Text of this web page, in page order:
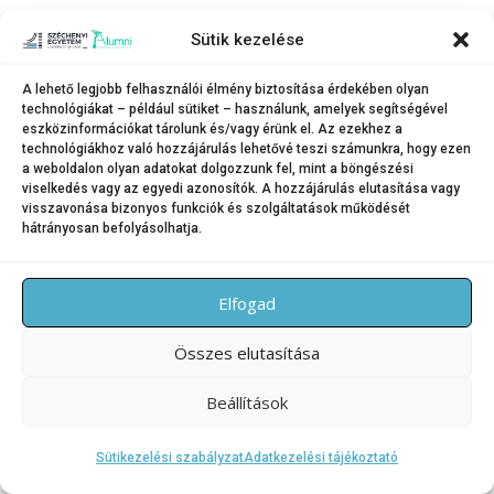
Sütik kezelése
A lehető legjobb felhasználói élmény biztosítása érdekében olyan
technológiákat – például sütiket – használunk, amelyek segítségével
eszközinformációkat tárolunk és/vagy érünk el. Az ezekhez a
technológiákhoz való hozzájárulás lehetővé teszi számunkra, hogy ezen
a weboldalon olyan adatokat dolgozzunk fel, mint a böngészési
viselkedés vagy az egyedi azonosítók. A hozzájárulás elutasítása vagy
visszavonása bizonyos funkciók és szolgáltatások működését
hátrányosan befolyásolhatja.
Elfogad
Összes elutasítása
Beállítások
Sütikezelési szabályzatAdatkezelési tájékoztató